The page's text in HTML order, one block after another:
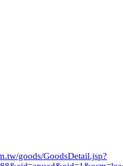
goods/GoodsDetail.jsp?